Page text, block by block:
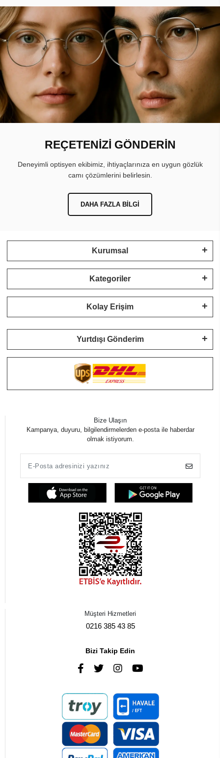
REÇETENİZİ GÖNDERİN
Deneyimli optisyen ekibimiz, ihtiyaçlarınıza en uygun gözlük
camı çözümlerini belirlesin.
DAHA FAZLA BILGI
Kurumsal
Kategoriler
Kolay Erişim
Yurtdışı Gönderim
Bize Ulaşın
Kampanya, duyuru, bilgilendirmelerden e-posta ile haberdar
olmak istiyorum.
Müşteri Hizmetleri
0216 385 43 85
Bizi Takip Edin